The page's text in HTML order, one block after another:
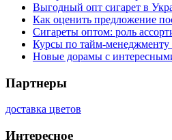
Выгодный опт сигарет в
Как оценить предложение
Сигареты оптом: роль
Курсы по тайм-менеджменту
Новые дорамы с
Партнеры
доставка цветов
Интересное